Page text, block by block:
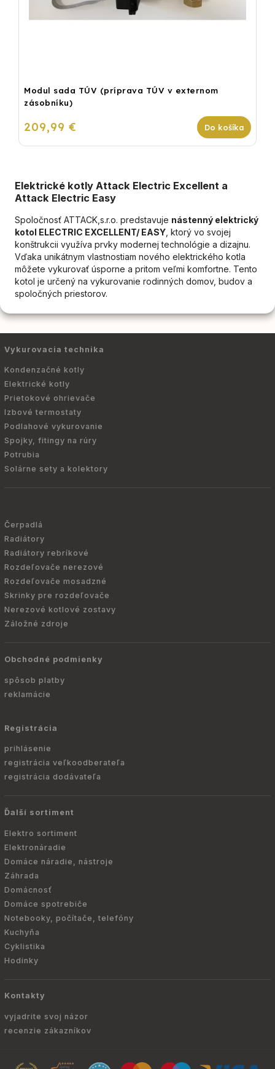
Modul sada TÚV (príprava TÚV v externom
zásobníku)
209,99 € Do košíka
Elektrické kotly Attack Electric Excellent a
Attack Electric Easy
Spoločnosť ATTACK,s.r.o. predstavuje nástenný elektrický
kotol ELECTRIC EXCELLENT/ EASY , ktorý vo svojej
konštrukcii využíva prvky modernej technológie a dizajnu.
Vďaka unikátnym vlastnostiam nového elektrického kotla
môžete vykurovať úsporne a pritom veľmi komfortne. Tento
kotol je určený na vykurovanie rodinných domov, budov a
spoločných priestorov.
Vykurovacia technika
Kondenzačné kotly
Elektrické kotly
Prietokové ohrievače
Izbové termostaty
Podlahové vykurovanie
Spojky, fitingy na rúry
Potrubia
Solárne sety a kolektory
Čerpadlá
Radiátory
Radiátory rebríkové
Rozdeľovače nerezové
Rozdeľovače mosadzné
Skrinky pre rozdeľovače
Nerezové kotlové zostavy
Záložné zdroje
Obchodné podmienky
spôsob platby
reklamácie
Registrácia
prihlásenie
registrácia veľkoodberateľa
registrácia dodávateľa
Ďalší sortiment
Elektro sortiment
Elektronáradie
Domáce náradie, nástroje
Záhrada
Domácnosť
Domáce spotrebiče
Notebooky, počítače, telefóny
Kuchyňa
Cyklistika
Hodinky
Kontakty
vyjadrite svoj názor
recenzie zákazníkov